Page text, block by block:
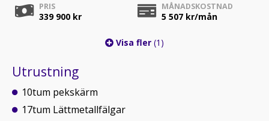
PRIS
339 900 kr
MÅNADSKOSTNAD
5 507 kr/mån
Visa fler (1)
Utrustning
10tum pekskärm
17tum Lättmetallfälgar